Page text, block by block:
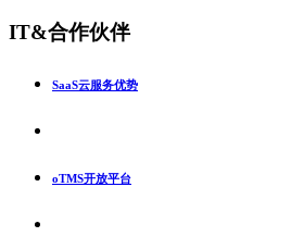
IT&合作伙伴
SaaS云服务优势
oTMS开放平台